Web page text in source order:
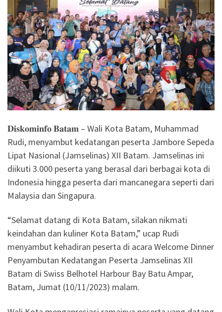
𝐃𝐢𝐬𝐤𝐨𝐦𝐢𝐧𝐟𝐨 𝐁𝐚𝐭𝐚𝐦 – Wali Kota Batam, Muhammad
Rudi, menyambut kedatangan peserta Jambore Sepeda
Lipat Nasional (Jamselinas) XII Batam. Jamselinas ini
diikuti 3.000 peserta yang berasal dari berbagai kota di
Indonesia hingga peserta dari mancanegara seperti dari
Malaysia dan Singapura.
“Selamat datang di Kota Batam, silakan nikmati
keindahan dan kuliner Kota Batam,” ucap Rudi
menyambut kehadiran peserta di acara Welcome Dinner
Penyambutan Kedatangan Peserta Jamselinas XII
Batam di Swiss Belhotel Harbour Bay Batu Ampar,
Batam, Jumat (10/11/2023) malam.